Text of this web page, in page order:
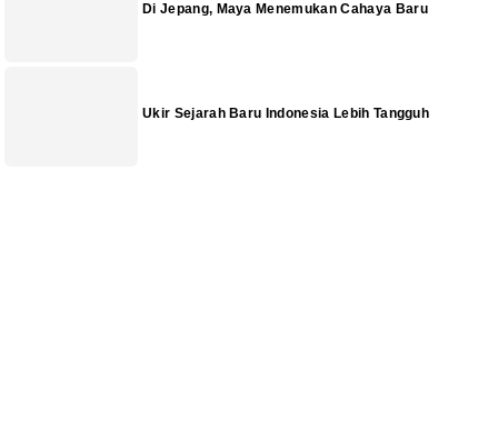
Di Jepang, Maya Menemukan Cahaya Baru
Ukir Sejarah Baru Indonesia Lebih Tangguh